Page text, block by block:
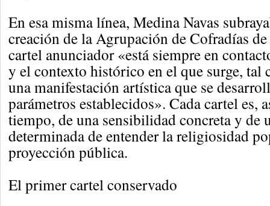
En esa misma línea, Medina Navas
creación de la Agrupación de Cofradías
cartel anunciador «está siempre en
y el contexto histórico en el que surge, tal
una manifestación artística que se
parámetros establecidos». Cada cartel es,
tiempo, de una sensibilidad concreta y de
determinada de entender la religiosidad
proyección pública.
El primer cartel conservado